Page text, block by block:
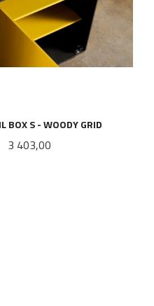
BOX S - WOODY GRID
Pris
3 403,00